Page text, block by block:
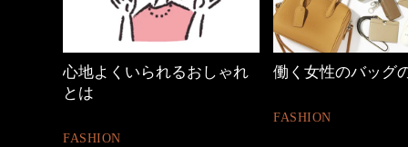
心地よくいられるおしゃれ
とは
FASHION
働く女性のバッグの中
FASHION